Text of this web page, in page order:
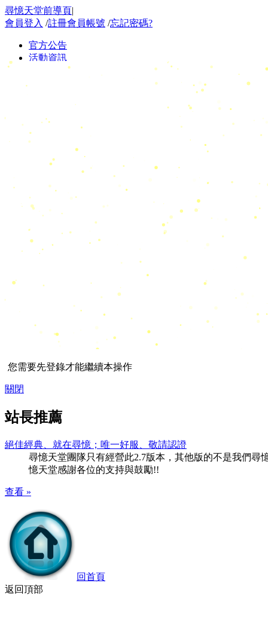
尋憶天堂前導頁|
會員登入 /註冊會員帳號 /忘記密碼?
您需要先登錄才能繼續本操作
關閉
站長推薦
絕佳經典、就在尋憶；唯一好服、敬請認證
尋憶天堂團隊只有經營此2.7版本，其他版的不是我們尋
憶天堂感謝各位的支持與鼓勵!!
查看 »
回首頁
返回頂部